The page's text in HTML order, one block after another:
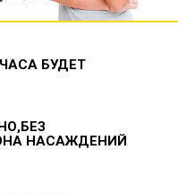
БУДЕТ
НАСАЖДЕНИЙ